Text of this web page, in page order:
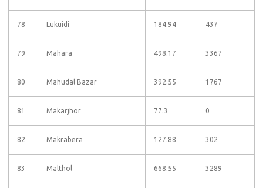
78 Lukuidi 184.94 437
79 Mahara 498.17 3367
80 Mahudal Bazar 392.55 1767
81 Makarjhor 77.3 0
82 Makrabera 127.88 302
83 Malthol 668.55 3289